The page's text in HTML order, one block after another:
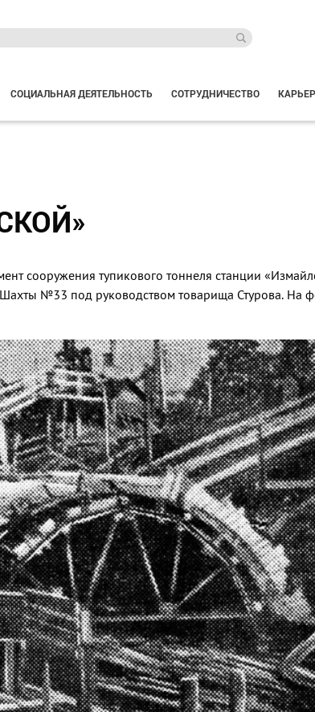
СОЦИАЛЬНАЯ ДЕЯТЕЛЬНОСТЬ СОТРУДНИЧЕСТВО
сооружения тупикового тоннеля станции
№33 под руководством товарища Стурова. На